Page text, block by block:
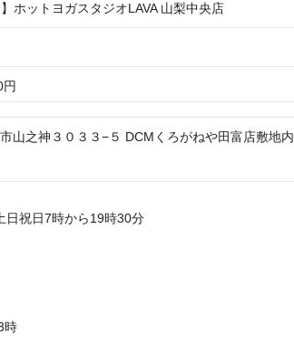
ホットヨガスタジオLAVA 山梨中央店
山之神３０３３−５ DCMくろがねや田富店敷地内
日祝日7時から19時30分
時